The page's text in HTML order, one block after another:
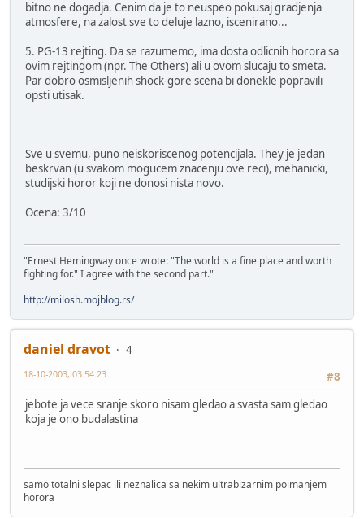
bitno ne dogadja. Cenim da je to neuspeo pokusaj gradjenja
atmosfere, na zalost sve to deluje lazno, iscenirano...
5. PG-13 rejting. Da se razumemo, ima dosta odlicnih horora sa
ovim rejtingom (npr. The Others) ali u ovom slucaju to smeta.
Par dobro osmisljenih shock-gore scena bi donekle popravili
opsti utisak.
Sve u svemu, puno neiskoriscenog potencijala. They je jedan
beskrvan (u svakom mogucem znacenju ove reci), mehanicki,
studijski horor koji ne donosi nista novo.
Ocena: 3/10
"Ernest Hemingway once wrote: "The world is a fine place and worth
fighting for." I agree with the second part."
http://milosh.mojblog.rs/
daniel dravot
4
#8
18-10-2003, 03:54:23
jebote ja vece sranje skoro nisam gledao a svasta sam gledao
koja je ono budalastina
samo totalni slepac ili neznalica sa nekim ultrabizarnim poimanjem
horora